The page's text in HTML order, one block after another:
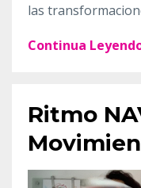
las
Continua
Ritmo